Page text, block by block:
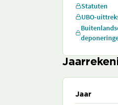
Statuten
UBO-
Jaar